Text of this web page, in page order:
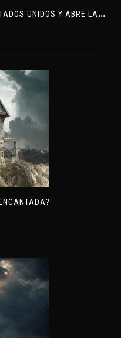
U
N METEORO EXPLOTA SOBRE ESTADOS UNIDOS Y ABRE LA PISTA DE POLAR-IM, UN POSIBLE VISITANTE INTERESTELAR